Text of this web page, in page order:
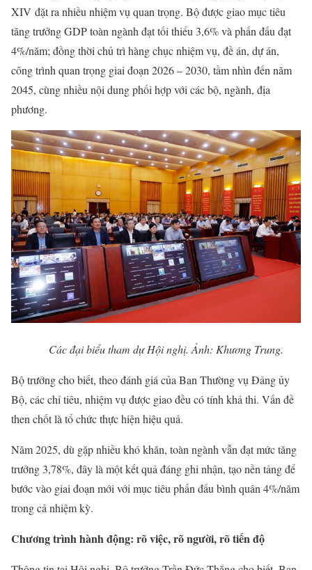
XIV đặt ra nhiều nhiệm vụ quan trọng. Bộ được giao mục tiêu
tăng trưởng GDP toàn ngành đạt tối thiểu 3,6% và phấn đấu đạt
4%/năm; đồng thời chủ trì hàng chục nhiệm vụ, đề án, dự án,
công trình quan trọng giai đoạn 2026 – 2030, tầm nhìn đến năm
2045, cùng nhiều nội dung phối hợp với các bộ, ngành, địa
phương.
Các đại biểu tham dự Hội nghị. Ảnh: Khương Trung.
Bộ trưởng cho biết, theo đánh giá của Ban Thường vụ Đảng ủy
Bộ, các chỉ tiêu, nhiệm vụ được giao đều có tính khả thi. Vấn đề
then chốt là tổ chức thực hiện hiệu quả.
Năm 2025, dù gặp nhiều khó khăn, toàn ngành vẫn đạt mức tăng
trưởng 3,78%, đây là một kết quả đáng ghi nhận, tạo nền tảng để
bước vào giai đoạn mới với mục tiêu phấn đấu bình quân 4%/năm
trong cả nhiệm kỳ.
Chương trình hành động: rõ việc, rõ người, rõ tiến độ